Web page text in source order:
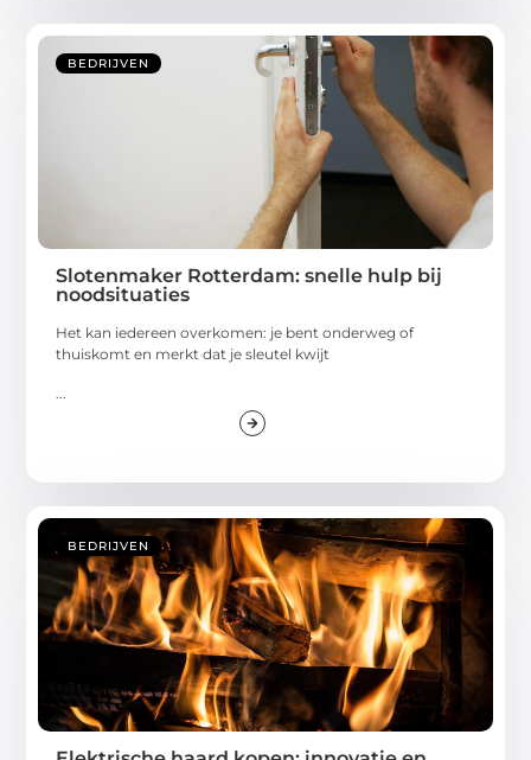
BEDRIJVEN
Slotenmaker Rotterdam: snelle hulp bij
noodsituaties
Het kan iedereen overkomen: je bent onderweg of
thuiskomt en merkt dat je sleutel kwijt
BEDRIJVEN